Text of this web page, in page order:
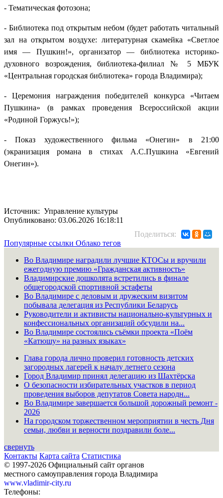
- Тематическая фотозона;
- Библиотека под открытым небом (будет работать читальный
зал на открытом воздухе: литературная скамейка «Светлое
имя — Пушкин!», организатор — библиотека историко-
духовного возрождения, библиотека-филиал № 5 МБУК
«Центральная городская библиотека» города Владимира);
- Церемония награждения победителей конкурса «Читаем
Пушкина» (в рамках проведения Всероссийской акции
«Родиной Горжусь!»);
- Показ художественного фильма «Онегин» в 21:00
(экранизация романа в стихах А.С.Пушкина «Евгений
Онегин»).
Источник: Управление культуры
Опубликовано: 03.06.2026 16:18:11
Поделиться:
Популярные ссылки Облако тегов
Во Владимире наградили лучшие КТОСы и вручили
ежегодную премию «Гражданская активность»
Владимирские дошколята встретились в финале
общегородской спортивной эстафеты
Во Владимире с деловым и дружеским визитом
побывала делегация из Республики Беларусь
Руководители и активисты национально-культурных и
конфессиональных организаций обсудили на...
Во Владимире состоялись съёмки проекта «Поём
«Катюшу» на разных языках»
Глава города лично проверил готовность детских
загородных лагерей к началу летнего сезона
Город Владимир принял делегацию из Шахтёрска
О безопасности избирательных участков в период
проведения выборов депутатов Совета народн...
Во Владимире завершается большой дорожный ремонт -
2026
На городском торжественном мероприятии в честь Дня
семьи, любви и верности поздравили боле...
свернуть
Контакты Карта сайта Статистика
© 1997-2026 Официальный сайт органов
местного самоуправления города Владимира
www.vladimir-city.ru
Телефоны: